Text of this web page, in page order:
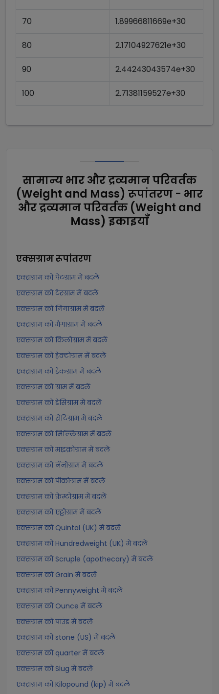
70 1.89966811669e+30
80 2.17104927621e+30
90 2.44243043574e+30
100 2.71381159527e+30
सामान्य भार और द्रव्यमान परिवर्तक
(Weight and Mass) रूपांतरण - भार
और द्रव्यमान परिवर्तक (Weight and
Mass) इकाइयाँ
एक्सग्रामरूपांतरण
एक्सग्राम को पेटग्राम में बदलें
एक्सग्राम को टेरग्राम में बदलें
एक्सग्राम को गिगाग्राम में बदलें
एक्सग्राम को मैगाग्राम में बदलें
एक्सग्राम को किलोग्राम में बदलें
एक्सग्राम को हेक्टोग्राम में बदलें
एक्सग्राम को डेकग्राम में बदलें
एक्सग्राम को ग्राम में बदलें
एक्सग्राम को डेसिग्राम में बदलें
एक्सग्राम को सेंटिग्राम में बदलें
एक्सग्राम को मिल्लिग्राम में बदलें
एक्सग्राम को माइक्रोग्राम में बदलें
एक्सग्राम को नॅनोग्राम में बदलें
एक्सग्राम को पीकोग्राम में बदलें
एक्सग्राम को फ़ेम्टोग्राम में बदलें
एक्सग्राम को एट्टोग्राम में बदलें
एक्सग्राम को Quintal (UK) में बदलें
एक्सग्राम को Hundredweight (UK) में बदलें
एक्सग्राम को Scruple (apothecary) में बदलें
एक्सग्राम को Grain में बदलें
एक्सग्राम को Pennyweight में बदलें
एक्सग्राम को Ounce में बदलें
एक्सग्राम को पाउंड में बदलें
एक्सग्राम को stone (US) में बदलें
एक्सग्राम को quarter में बदलें
एक्सग्राम को Slug में बदलें
एक्सग्राम को Kilopound (kip) में बदलें